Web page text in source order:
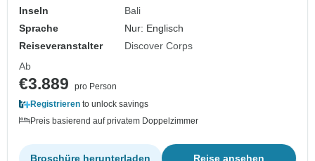
Inseln
Bali
Sprache
Nur: Englisch
Reiseveranstalter
Discover Corps
Ab
€3.889
pro Person
Registrieren to unlock savings
Preis basierend auf privatem Doppelzimmer
Reise ansehen
Broschüre herunterladen